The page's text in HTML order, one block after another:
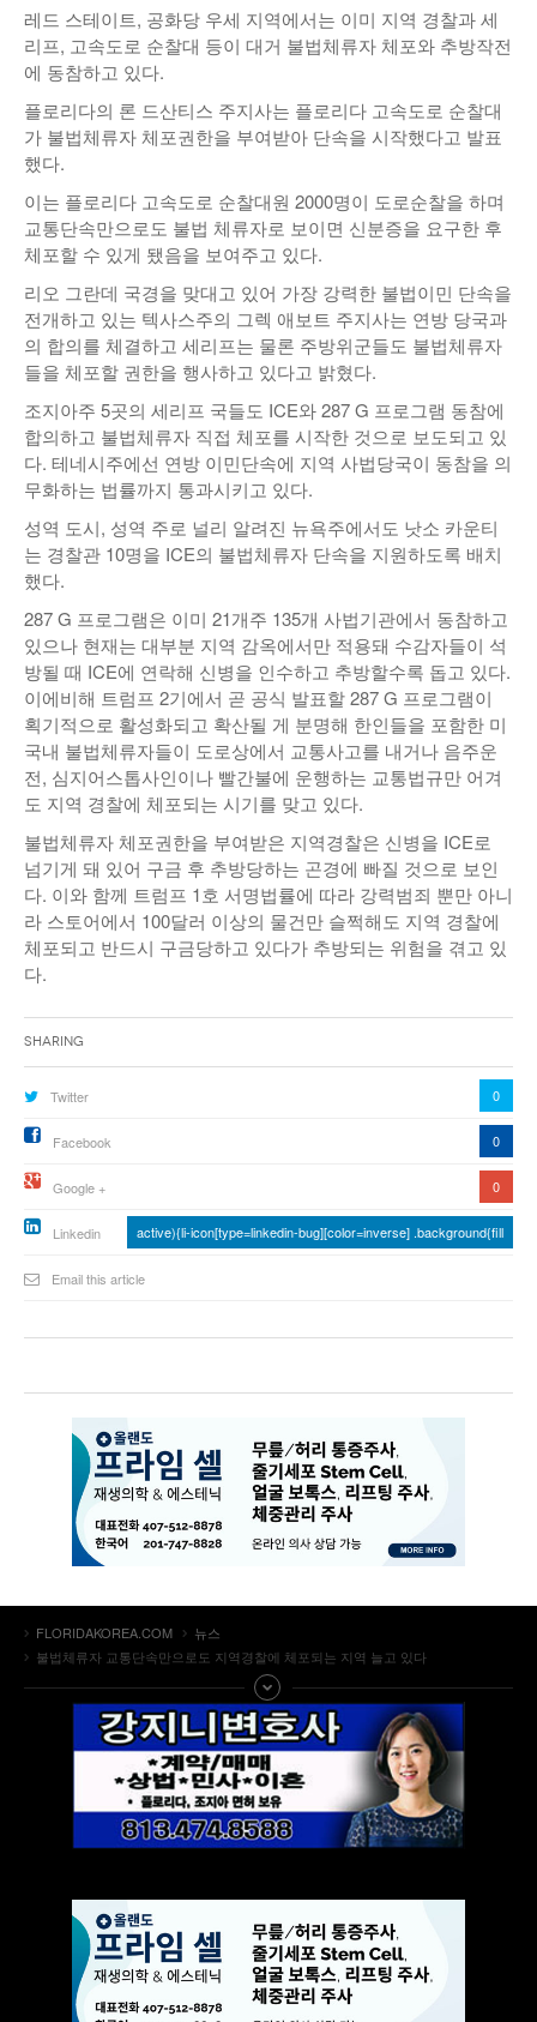
레드 스테이트, 공화당 우세 지역에서는 이미 지역 경찰과 세
리프, 고속도로 순찰대 등이 대거 불법체류자 체포와 추방작전
에 동참하고 있다.
플로리다의 론 드산티스 주지사는 플로리다 고속도로 순찰대
가 불법체류자 체포권한을 부여받아 단속을 시작했다고 발표
했다.
이는 플로리다 고속도로 순찰대원 2000명이 도로순찰을 하며
교통단속만으로도 불법 체류자로 보이면 신분증을 요구한 후
체포할 수 있게 됐음을 보여주고 있다.
리오 그란데 국경을 맞대고 있어 가장 강력한 불법이민 단속을
전개하고 있는 텍사스주의 그렉 애보트 주지사는 연방 당국과
의 합의를 체결하고 세리프는 물론 주방위군들도 불법체류자
들을 체포할 권한을 행사하고 있다고 밝혔다.
조지아주 5곳의 세리프 국들도 ICE와 287 G 프로그램 동참에
합의하고 불법체류자 직접 체포를 시작한 것으로 보도되고 있
다. 테네시주에선 연방 이민단속에 지역 사법당국이 동참을 의
무화하는 법률까지 통과시키고 있다.
성역 도시, 성역 주로 널리 알려진 뉴욕주에서도 낫소 카운티
는 경찰관 10명을 ICE의 불법체류자 단속을 지원하도록 배치
했다.
287 G 프로그램은 이미 21개주 135개 사법기관에서 동참하고
있으나 현재는 대부분 지역 감옥에서만 적용돼 수감자들이 석
방될 때 ICE에 연락해 신병을 인수하고 추방할수록 돕고 있다.
이에비해 트럼프 2기에서 곧 공식 발표할 287 G 프로그램이
획기적으로 활성화되고 확산될 게 분명해 한인들을 포함한 미
국내 불법체류자들이 도로상에서 교통사고를 내거나 음주운
전, 심지어스톱사인이나 빨간불에 운행하는 교통법규만 어겨
도 지역 경찰에 체포되는 시기를 맞고 있다.
불법체류자 체포권한을 부여받은 지역경찰은 신병을 ICE로
넘기게 돼 있어 구금 후 추방당하는 곤경에 빠질 것으로 보인
다. 이와 함께 트럼프 1호 서명법률에 따라 강력범죄 뿐만 아니
라 스토어에서 100달러 이상의 물건만 슬쩍해도 지역 경찰에
체포되고 반드시 구금당하고 있다가 추방되는 위험을 겪고 있
다.
Sharing
Twitter 0
Facebook 0
Google + 0
Linkedin active){li-icon[type=linkedin-bug][color=inverse] .background{fill
Email this article
FLORIDAKOREA.COM
뉴스
불법체류자 교통단속만으로도 지역경찰에 체포되는 지역 늘고 있다